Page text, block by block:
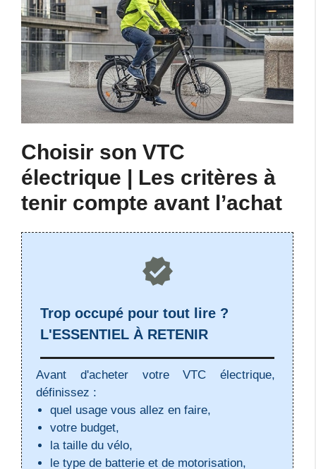
Choisir son VTC
électrique | Les critères à
tenir compte avant l’achat
Trop occupé pour tout lire ?
L'ESSENTIEL À RETENIR
Avant d'acheter votre VTC électrique,
définissez :
quel usage vous allez en faire,
votre budget,
la taille du vélo,
le type de batterie et de motorisation,